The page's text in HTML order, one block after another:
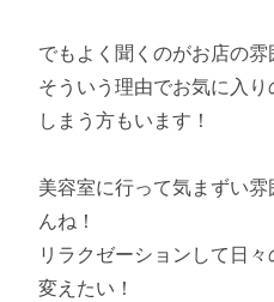
でもよく聞くのがお店の
そういう理由でお気に入
しまう方もいます！
美容室に行って気まずい
んね！
リラクゼーションして日
変えたい！